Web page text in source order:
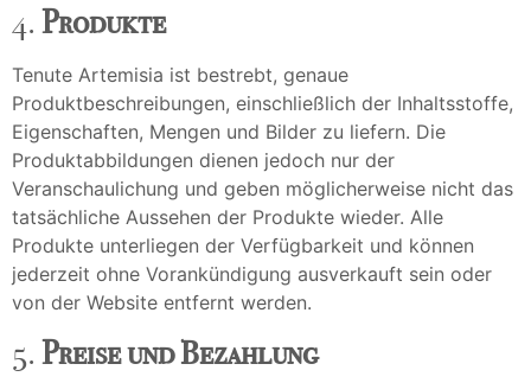
4. Produkte
Tenute Artemisia ist bestrebt, genaue
Produktbeschreibungen, einschließlich der Inhaltsstoffe,
Eigenschaften, Mengen und Bilder zu liefern. Die
Produktabbildungen dienen jedoch nur der
Veranschaulichung und geben möglicherweise nicht das
tatsächliche Aussehen der Produkte wieder. Alle
Produkte unterliegen der Verfügbarkeit und können
jederzeit ohne Vorankündigung ausverkauft sein oder
von der Website entfernt werden.
5. Preise und Bezahlung